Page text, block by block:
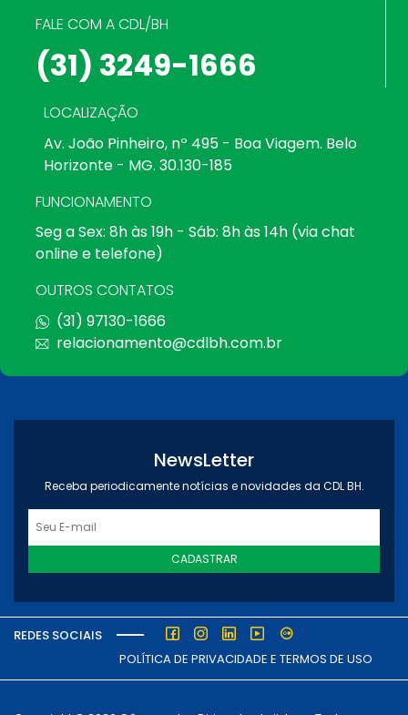
FALE COM A CDL/BH
(31) 3249-1666
LOCALIZAÇÃO
Av. João Pinheiro, nº 495 - Boa Viagem. Belo
Horizonte - MG. 30.130-185
FUNCIONAMENTO
Seg a Sex: 8h às 19h - Sáb: 8h às 14h (via chat
online e telefone)
OUTROS CONTATOS
(31) 97130-1666
relacionamento@cdlbh.com.br
NewsLetter
Receba periodicamente notícias e novidades da CDL BH.
CADASTRAR
REDES SOCIAIS
POLÍTICA DE PRIVACIDADE E TERMOS DE USO